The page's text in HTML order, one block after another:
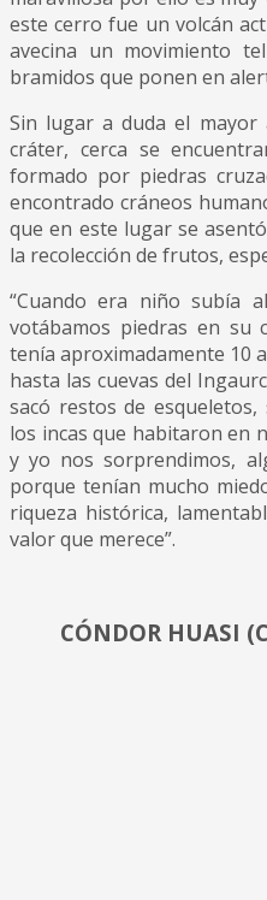
este cerro fue un volcán
avecina un movimiento
bramidos que ponen en
Sin lugar a duda el
cráter, cerca se
formado por piedras
encontrado cráneos
que en este lugar se
la recolección de frutos,
“Cuando era niño subía
votábamos piedras en su
tenía aproximadamente 10
hasta las cuevas del
sacó restos de
los incas que habitaron en
y yo nos sorprendimos,
porque tenían mucho
riqueza histórica,
valor que merece”.
CÓNDOR HUASI